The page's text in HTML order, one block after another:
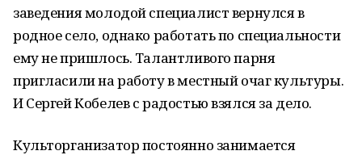
заведения молодой специалист вернулся в
родное село, однако работать по специальности
ему не пришлось. Талантливого парня
пригласили на работу в местный очаг культуры.
И Сергей Кобелев с радостью взялся за дело.
Культорганизатор постоянно занимается